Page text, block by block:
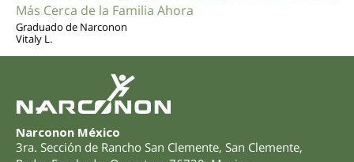
Más Cerca de la Familia Ahora
Graduado de Narconon
Vitaly L.
Narconon México
3ra. Sección de Rancho San Clemente, San Clemente,